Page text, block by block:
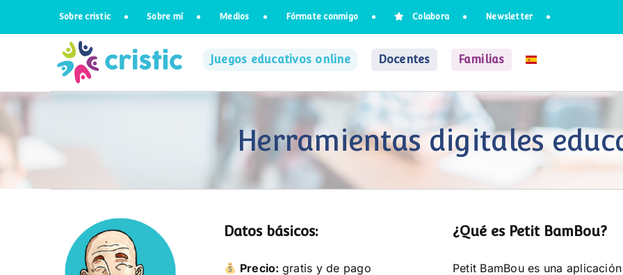
Sobre cristic Sobre mí Medios Fórmate conmigo Colabora Newsletter
Juegos educativos online Docentes Familias
Herramientas digitales
Datos básicos:
Precio: gratis y de pago
¿Qué es Petit BamBou?
Petit BamBou es una